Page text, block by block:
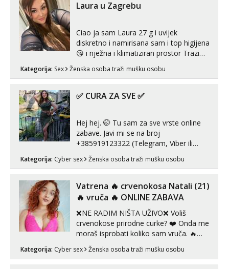
Laura u Zagrebu
Ciao ja sam Laura 27 g i uvijek
diskretno i namirisana sam i top higijena
😘 i nježna i klimatiziran prostor Trazim
Pusenje i gutanje sperme Erotsko rublje
tijelu Iskljucivo neradim analni !!! I
Kategorija: Sex Ženska osoba traži mušku osobu
✅ CURA ZA SVE ✅
Hej hej. 🤭 Tu sam za sve vrste online
zabave. Javi mi se na broj
+385919123322 (Telegram, Viber ili
Whatsapp). 🤙 NE javljaj se na uzivo.
Hvala.
Kategorija: Cyber sex Ženska osoba traži mušku osobu
Vatrena ‎️‍🔥 crvenokosa Natali (21)
‎️‍🔥 vruča‎ ️‍🔥 ONLINE ZABAVA
❌NE RADIM NIŠTA UŽIVO❌ Voliš
crvenokose prirodne curke? ❤️ Onda me
moraš isprobati koliko sam vruča.‎ ️‍🔥
MLADA vražica koja ima 100%
prorodne grudi, 💦 Misli su mi uvijek
Kategorija: Cyber sex Ženska osoba traži mušku osobu